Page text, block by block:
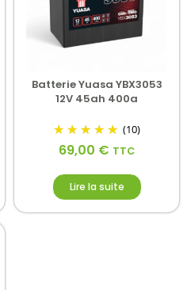
Batterie Yuasa YBX3053
12V 45ah 400a
(10)
69,00 € TTC
Lire la suite